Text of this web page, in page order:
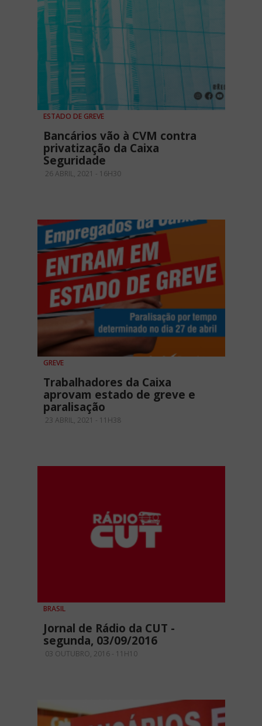
ESTADO DE GREVE
Bancários vão à CVM contra
privatização da Caixa
Seguridade
26 ABRIL, 2021 - 16H30
GREVE
Trabalhadores da Caixa
aprovam estado de greve e
paralisação
23 ABRIL, 2021 - 11H38
BRASIL
Jornal de Rádio da CUT -
segunda, 03/09/2016
03 OUTUBRO, 2016 - 11H10